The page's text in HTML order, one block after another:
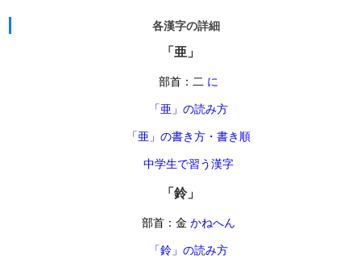
各漢字の詳細
「亜」
部首：二 に
「亜」の読み方
「亜」の書き方・書き順
中学生で習う漢字
「鈴」
部首：金 かねへん
「鈴」の読み方